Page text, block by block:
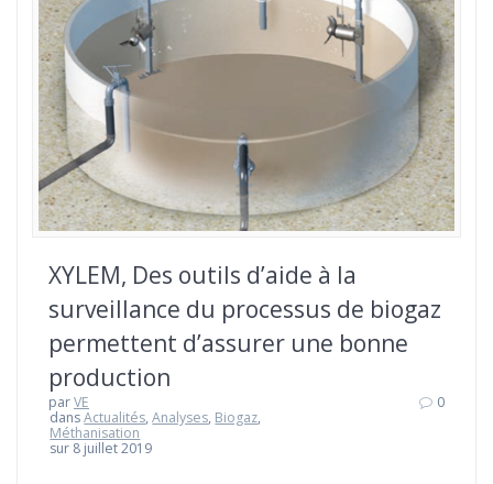
XYLEM, Des outils d’aide à la
surveillance du processus de biogaz
permettent d’assurer une bonne
production
parVE
dansActualités,Analyses, Biogaz,
Méthanisation
sur 8 juillet 2019
0